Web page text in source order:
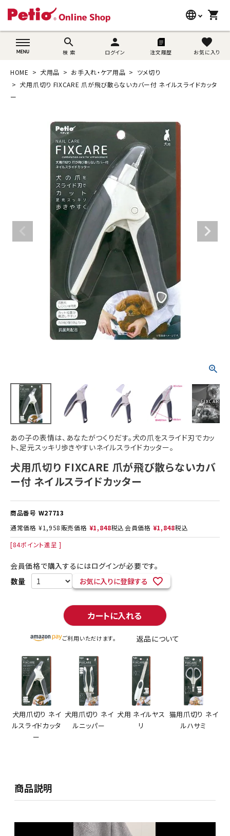
language
wovn-lang-name
shopping_cart
search
検 索
person
ログイン 注文履歴
favorite
お気に入り
search
猫用品
ブランド別に探す
目的別に探す
ご利用案内
ACCOUNT MENU
person 新規会員登録
HOME 犬用品 お手入れ・ケア用品
ツメ切り
犬用爪切り FIXCARE 爪が飛び散らないカバー付 ネイルスライドカッタ
ー
あの子の表情は、あなたがつくりだす。犬の爪をスライド刃でカッ
ト、足元スッキリ歩きやすいネイルスライドカッター。
犬用爪切り FIXCARE 爪が飛び散らないカバ
ー付 ネイルスライドカッター
商品番号 W27713
通常価格 ¥1,958 販売価格 ¥1,848税込会員価格 ¥1,848税込
[84ポイント進呈 ]
会員価格で購入するにはログインが必要です。
お気に入りに登録する
カートに入れる
ご利用いただけます。 返品について
犬用爪切り ネイ
ルスライドカッタ
ー
犬用爪切り ネイ
ルニッパー
犬用 ネイルヤス
リ
猫用爪切り ネイ
ルハサミ
商品説明